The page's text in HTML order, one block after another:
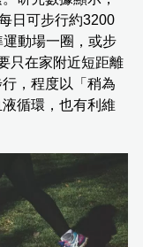
日可步行約3200
動場一圈，或步
只在家附近短距離
，程度以「稍為
循環，也有利維